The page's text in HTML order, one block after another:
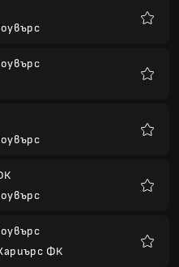
ФК